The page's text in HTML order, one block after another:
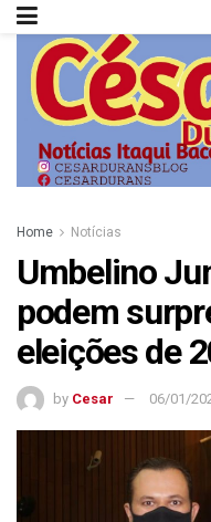
Home Notícias
Umbelino
podem
eleições de
by Cesar 06/01/